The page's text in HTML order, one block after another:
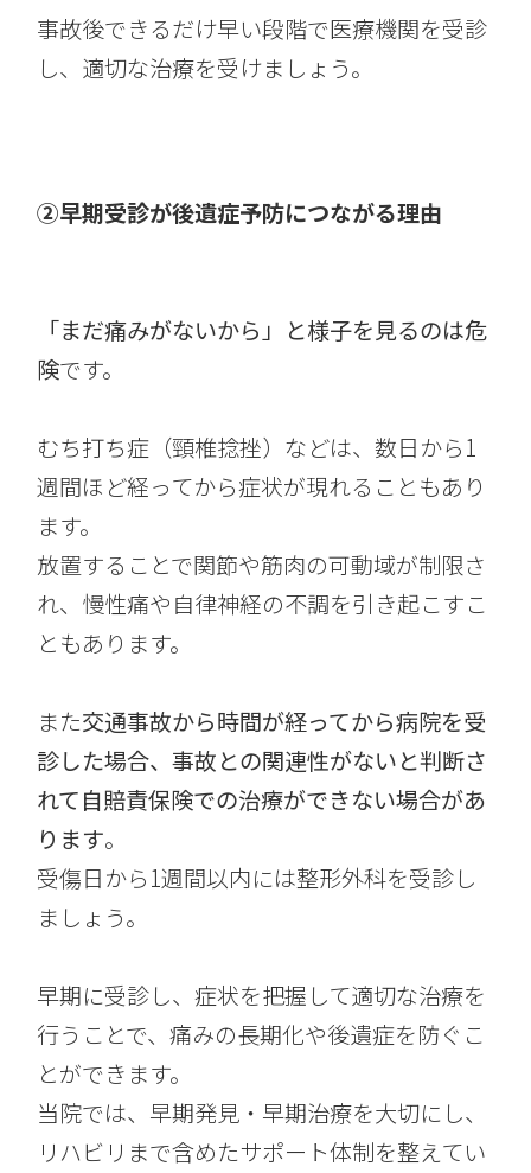
事故後できるだけ早い段階で医療機関を受診
し、適切な治療を受けましょう。
②早期受診が後遺症予防につながる理由
「まだ痛みがないから」と様子を見るのは危
険です。
むち打ち症（頸椎捻挫）などは、数日から1
週間ほど経ってから症状が現れることもあり
ます。
放置することで関節や筋肉の可動域が制限さ
れ、慢性痛や自律神経の不調を引き起こすこ
ともあります。
また交通事故から時間が経ってから病院を受
診した場合、事故との関連性がないと判断さ
れて自賠責保険での治療ができない場合があ
ります。
受傷日から1週間以内には整形外科を受診し
ましょう。
早期に受診し、症状を把握して適切な治療を
行うことで、痛みの長期化や後遺症を防ぐこ
とができます。
当院では、早期発見・早期治療を大切にし、
リハビリまで含めたサポート体制を整えてい